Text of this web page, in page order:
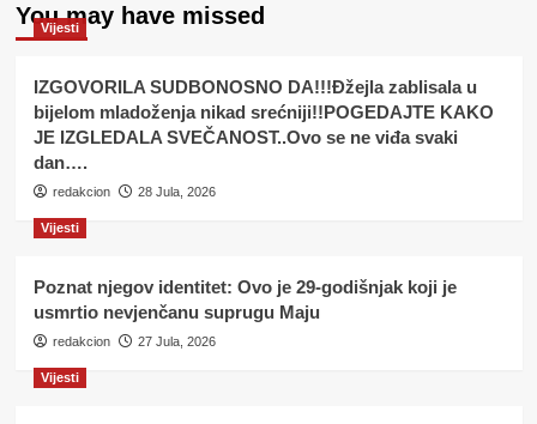
You may have missed
Vijesti
IZGOVORILA SUDBONOSNO DA!!!Đžejla zablisala u
bijelom mladoženja nikad srećniji!!POGEDAJTE KAKO
JE IZGLEDALA SVEČANOST..Ovo se ne viđa svaki
dan….
redakcion 28 Jula, 2026
Vijesti
Poznat njegov identitet: Ovo je 29-godišnjak koji je
usmrtio nevjenčanu suprugu Maju
redakcion 27 Jula, 2026
Vijesti